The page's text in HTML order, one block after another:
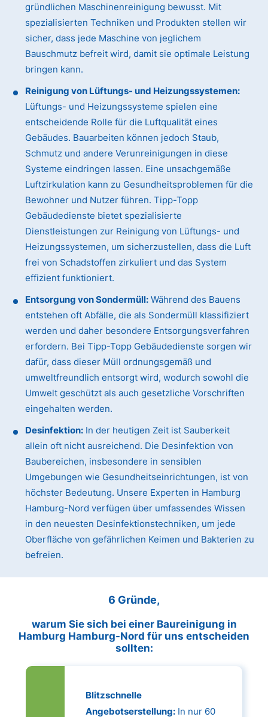
gründlichen Maschinenreinigung bewusst. Mit
spezialisierten Techniken und Produkten stellen wir
sicher, dass jede Maschine von jeglichem
Bauschmutz befreit wird, damit sie optimale Leistung
bringen kann.
Reinigung von Lüftungs- und Heizungssystemen:
Lüftungs- und Heizungssysteme spielen eine
entscheidende Rolle für die Luftqualität eines
Gebäudes. Bauarbeiten können jedoch Staub,
Schmutz und andere Verunreinigungen in diese
Systeme eindringen lassen. Eine unsachgemäße
Luftzirkulation kann zu Gesundheitsproblemen für die
Bewohner und Nutzer führen. Tipp-Topp
Gebäudedienste bietet spezialisierte
Dienstleistungen zur Reinigung von Lüftungs- und
Heizungssystemen, um sicherzustellen, dass die Luft
frei von Schadstoffen zirkuliert und das System
effizient funktioniert.
Entsorgung von Sondermüll: Während des Bauens
entstehen oft Abfälle, die als Sondermüll klassifiziert
werden und daher besondere Entsorgungsverfahren
erfordern. Bei Tipp-Topp Gebäudedienste sorgen wir
dafür, dass dieser Müll ordnungsgemäß und
umweltfreundlich entsorgt wird, wodurch sowohl die
Umwelt geschützt als auch gesetzliche Vorschriften
eingehalten werden.
Desinfektion: In der heutigen Zeit ist Sauberkeit
allein oft nicht ausreichend. Die Desinfektion von
Baubereichen, insbesondere in sensiblen
Umgebungen wie Gesundheitseinrichtungen, ist von
höchster Bedeutung. Unsere Experten in Hamburg
Hamburg-Nord verfügen über umfassendes Wissen
in den neuesten Desinfektionstechniken, um jede
Oberfläche von gefährlichen Keimen und Bakterien zu
befreien.
6 Gründe,
warum Sie sich bei einer Baureinigung in
Hamburg Hamburg-Nord für uns entscheiden
sollten:
Blitzschnelle
Angebotserstellung:In nur 60